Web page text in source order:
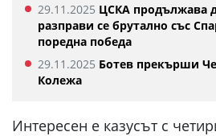
29.11.2025 ЦСКА продължава
разправи се брутално със
поредна победа
29.11.2025 Ботев прекърши
Колежа
Интересен е казусът с